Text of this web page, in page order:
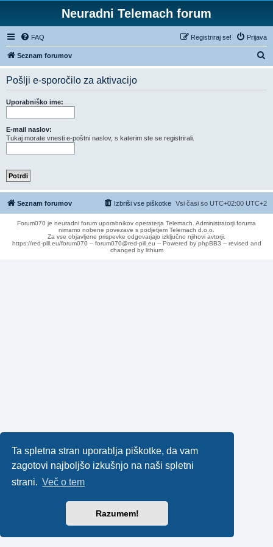
Ta spletna stran uporablja piškotke, da vam
zagotovi najboljšo izkušnjo na naši spletni
strani. Več o tem
Razumem!
Neuradni Telemach forum
FAQ Prijava
Registriraj se!
Seznam forumov
s
Pošlji e-sporočilo za aktivacijo
Uporabniško ime:
E-mail naslov:
Tukaj morate vnesti e-poštni naslov, s katerim ste se registrirali.
Seznam forumov Vsi časi so UTC+02:00 UTC+2
Izbriši vse piškotke
Forum070 je neuradni forum uporabnikov operaterja Telemach. Administratorji foruma
nimamo nobene povezave s podjetjem Telemach d.o.o.
Za vse objavljene prispevke odgovarjajo izključno njihovi avtorji.
https://red-pill.eu/forum070 -- forum070@red-pill.eu -- Powered by phpBB3 -- revised and
changed by lithium